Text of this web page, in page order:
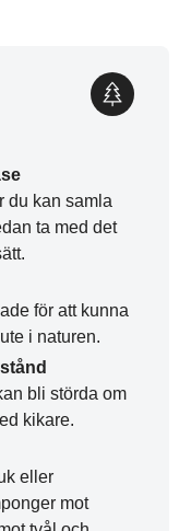
du kan samla
ta med det
för att kunna
i naturen.
bli störda om
kikare.
eller
mot